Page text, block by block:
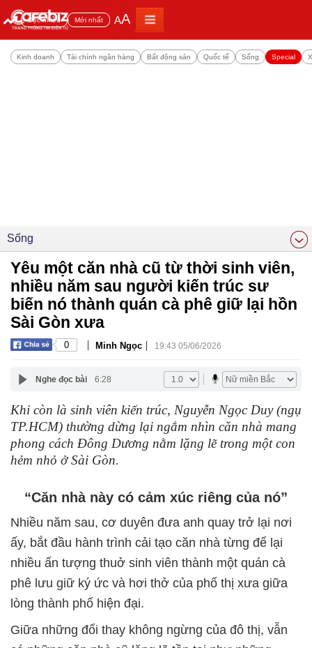
Đọc nhiều Mới nhất AA
Kinh doanh Tài chính ngân hàng Bất động sản Quốc tế Sống Special
Sống
Yêu một căn nhà cũ từ thời sinh viên,
nhiều năm sau người kiến trúc sư
biến nó thành quán cà phê giữ lại hồn
Sài Gòn xưa
0 | Minh Ngọc | 19:43 05/06/2026
Nghe đọc bài 6:28
Khi còn là sinh viên kiến trúc, Nguyễn Ngọc Duy (ngụ
TP.HCM) thường dừng lại ngắm nhìn căn nhà mang
phong cách Đông Dương nằm lặng lẽ trong một con
hẻm nhỏ ở Sài Gòn.
“Căn nhà này có cảm xúc riêng của nó”
Nhiều năm sau, cơ duyên đưa anh quay trở lại nơi
ấy, bắt đầu hành trình cải tạo căn nhà từng để lại
nhiều ấn tượng thuở sinh viên thành một quán cà
phê lưu giữ ký ức và hơi thở của phố thị xưa giữa
lòng thành phố hiện đại.
Giữa những đổi thay không ngừng của đô thị, vẫn